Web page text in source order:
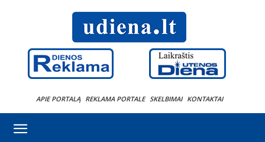
APIE PORTALĄ REKLAMA PORTALE SKELBIMAI KONTAKTAI